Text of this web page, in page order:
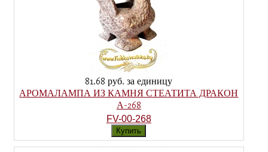
81.68 руб. за единицу
АРОМАЛАМПА ИЗ КАМНЯ СТЕАТИТА ДРАКОН
А-268
FV-00-268